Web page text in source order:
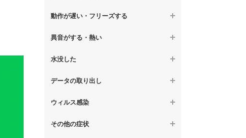
【ノートパソコン】マザーボード修理
のノイズが入る、色がおかしい、チラつく
【macbook】症状が選択肢にない、よく分
【macbook】電源ボタンを押しても反応が
【macbook】電源は入るが画面は真っ暗で
【macbook】症状が選択肢にない、よく分
動作が遅い・フリーズする
異音がする・熱い
【macbook】パソコンから異音がする
熱風が出ている
【macbook】症状が選択肢にない、よく分
水没した
【macbook】水没してパソコンが動かない
データの取り出し
【macbook】起動しないパソコンのデータ
【macbook】ログインできないパソコンの
ウィルス感染
【macbook】特定のプログラムを削除した
その他の症状